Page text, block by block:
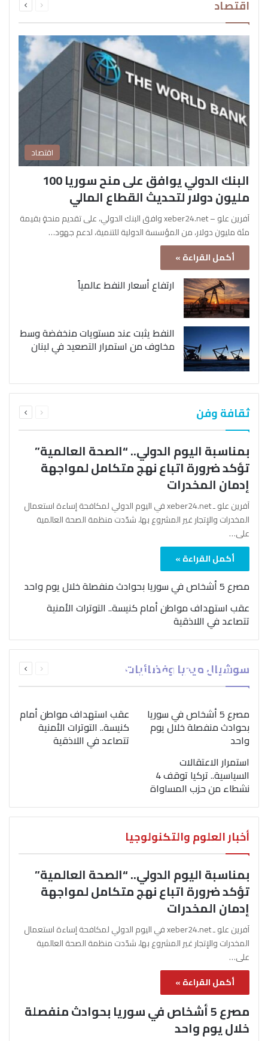
اقتصاد الصفحةالصفحة
اقتصاد
البنك الدولي يوافق على منح سوريا 100
مليون دولار لتحديث القطاع المالي
آفرين علو – xeber24.net وافق البنك الدولي، على تقديم منحةٍ بقيمة
مئة مليون دولار، من المؤسسة الدولية للتنمية، لدعم جهود…
أكمل القراءة »
ارتفاع أسعار النفط عالمياً
النفط يثبت عند مستويات منخفضة وسط
مخاوف من استمرار التصعيد في لبنان
ثقافة وفن الصفحةالصفحة
بمناسبة اليوم الدولي.. “الصحة العالمية”
تؤكد ضرورة اتباع نهج متكامل لمواجهة
إدمان المخدرات
آفرين علو ـ xeber24.net في اليوم الدولي لمكافحة إساءة استعمال
المخدرات والإتجار غير المشروع بها، شدّدت منظمة الصحة العالمية
على…
أكمل القراءة »
مصرع 5 أشخاص في سوريا بحوادث منفصلة خلال يوم واحد
عقب استهداف مواطن أمام كنيسة.. التوترات الأمنية
تتصاعد في اللاذقية
سوشيال ميديا وفضائيات الصفحةالصفحة
بمناسبة اليوم الدولي..
“الصحة العالمية” تؤكد
ضرورة اتباع نهج متكامل
لمواجهة إدمان المخدرات
مصرع 5 أشخاص في سوريا
بحوادث منفصلة خلال يوم
واحد
عقب استهداف مواطن أمام
كنيسة.. التوترات الأمنية
تتصاعد في اللاذقية
استمرار الاعتقالات
السياسية.. تركيا توقف 4
نشطاء من حزب المساواة
أخبار العلوم والتكنولوجيا
بمناسبة اليوم الدولي.. “الصحة العالمية”
تؤكد ضرورة اتباع نهج متكامل لمواجهة
إدمان المخدرات
آفرين علو ـ xeber24.net في اليوم الدولي لمكافحة إساءة استعمال
المخدرات والإتجار غير المشروع بها، شدّدت منظمة الصحة العالمية
على…
أكمل القراءة »
مصرع 5 أشخاص في سوريا بحوادث منفصلة
خلال يوم واحد